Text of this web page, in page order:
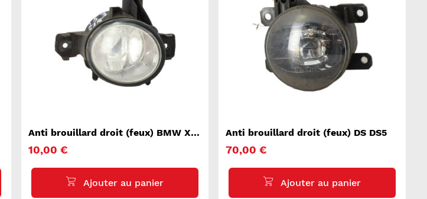
Anti brouillard droit (feux) BMW X5
10,00 €
Anti brouillard droit (feux) DS DS5
70,00 €